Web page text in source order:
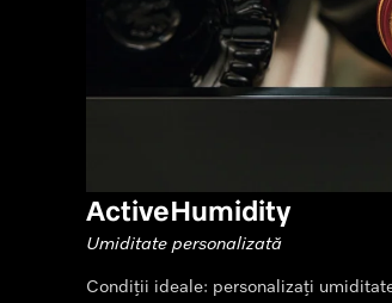
ActiveHumidity
Umiditate personalizată
Condiții ideale: personalizați